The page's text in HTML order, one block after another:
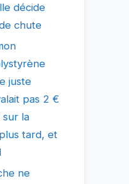
décide
chute
juste
pas 2 €
sur la
tard, et
ne